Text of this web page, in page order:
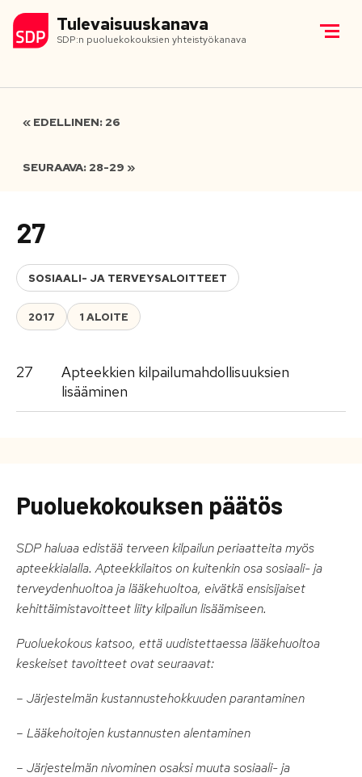
Tulevaisuuskanava
SDP:n puoluekokouksien yhteistyökanava
« EDELLINEN: 26
SEURAAVA: 28-29 »
27
SOSIAALI- JA TERVEYSALOITTEET
2017 1 ALOITE
27
Apteekkien kilpailumahdollisuuksien
lisääminen
Puoluekokouksen päätös
SDP haluaa edistää terveen kilpailun periaatteita myös
apteekkialalla. Apteekkilaitos on kuitenkin osa sosiaali- ja
terveydenhuoltoa ja lääkehuoltoa, eivätkä ensisijaiset
kehittäimistavoitteet liity kilpailun lisäämiseen.
Puoluekokous katsoo, että uudistettaessa lääkehuoltoa
keskeiset tavoitteet ovat seuraavat:
– Järjestelmän kustannustehokkuuden parantaminen
– Lääkehoitojen kustannusten alentaminen
– Järjestelmän nivominen osaksi muuta sosiaali- ja